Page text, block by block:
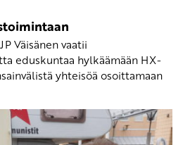
Väisänen vaatii
eduskuntaa hylkäämään HX-
yhteisöä osoittamaan